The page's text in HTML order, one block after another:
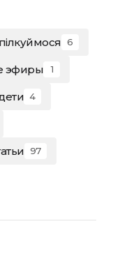
6
эфиры 1
4
97